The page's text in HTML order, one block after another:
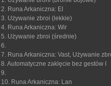
2. Runa Arkaniczna: El
3. Używanie zbroi (lekkie)
4. Runa Arkaniczna: Wir
5. Używanie zbroi (średnie)
6.
7. Runa Arkaniczna: Vast, Używanie
8. Automatyczne zaklęcie bez gestów I
9.
10. Runa Arkaniczna: Lan